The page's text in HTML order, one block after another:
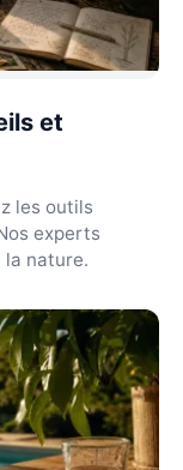
et
les outils
experts
nature.